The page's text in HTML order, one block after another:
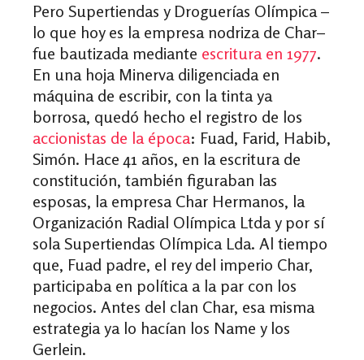
Pero Supertiendas y Droguerías Olímpica –
lo que hoy es la empresa nodriza de Char–
fue bautizada mediante escritura en 1977.
En una hoja Minerva diligenciada en
máquina de escribir, con la tinta ya
borrosa, quedó hecho el registro de los
accionistas de la época: Fuad, Farid, Habib,
Simón. Hace 41 años, en la escritura de
constitución, también figuraban las
esposas, la empresa Char Hermanos, la
Organización Radial Olímpica Ltda y por sí
sola Supertiendas Olímpica Lda. Al tiempo
que, Fuad padre, el rey del imperio Char,
participaba en política a la par con los
negocios. Antes del clan Char, esa misma
estrategia ya lo hacían los Name y los
Gerlein.